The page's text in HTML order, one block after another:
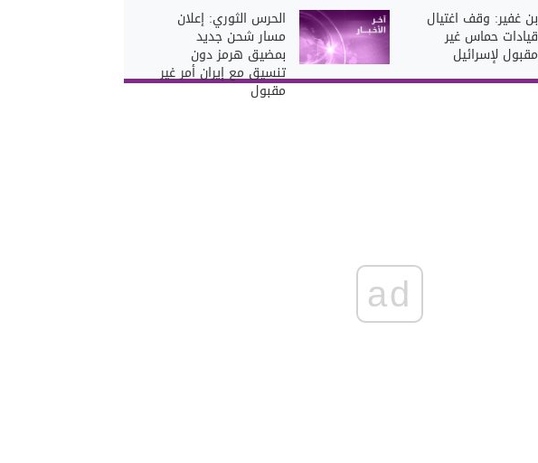
بن غفير: وقف اغتيال
قيادات حماس غير
مقبول لإسرائيل
الحرس الثوري: إعلان
مسار شحن جديد
بمضيق هرمز دون
تنسيق مع إيران أمر غير
مقبول
ad